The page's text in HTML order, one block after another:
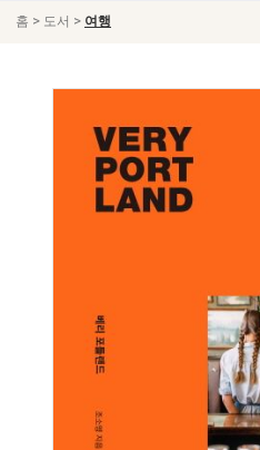
홈 > 도서 > 여행